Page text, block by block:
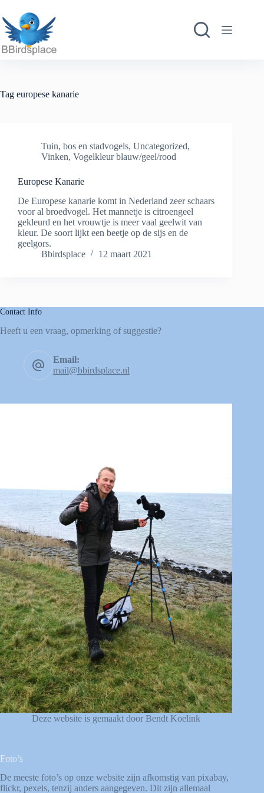
naar
de
inhoud
Tag europese kanarie
Tuin, bos en stadvogels, Uncategorized,
Vinken, Vogelkleur blauw/geel/rood
Europese Kanarie
De Europese kanarie komt in Nederland zeer schaars
voor al broedvogel. Het mannetje is citroengeel
gekleurd en het vrouwtje is meer vaal geelwit van
kleur. De soort lijkt een beetje op de sijs en de
geelgors.
Bbirdsplace
12 maart 2021
Contact Info
Heeft u een vraag, opmerking of suggestie?
Email:
mail@bbirdsplace.nl
Deze website is gemaakt door Bendt Koelink
Foto’s
De meeste foto’s op onze website zijn afkomstig van pixabay,
flickr, pexels, tenzij anders aangegeven. Dit zijn allemaal